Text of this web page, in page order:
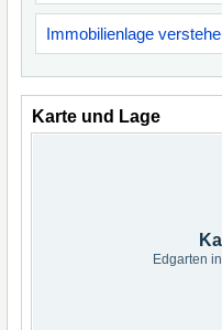
Immobilienlage
Karte und Lage
Edgarten